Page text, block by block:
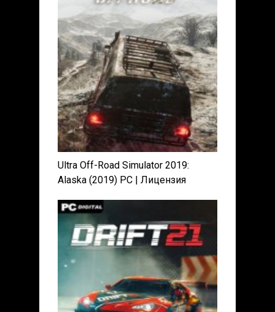
Ultra Off-Road Simulator 2019:
Alaska (2019) PC | Лицензия